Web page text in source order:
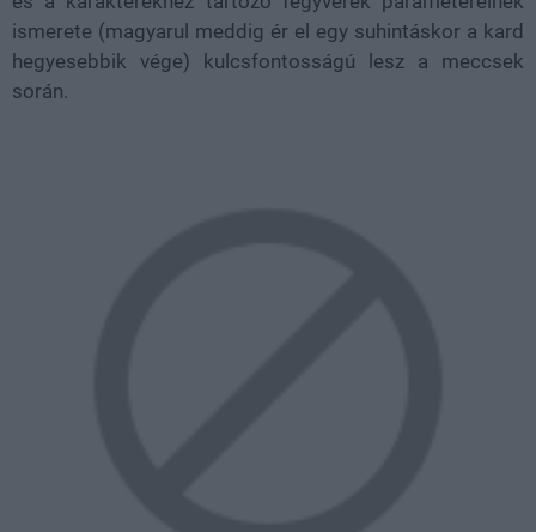
ismerete (magyarul meddig ér el egy suhintáskor a kard
hegyesebbik vége) kulcsfontosságú lesz a meccsek
során.